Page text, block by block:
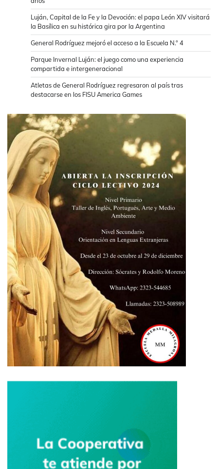
Luján, Capital de la Fe y la Devoción: el papa León XIV visitará
la Basílica en su histórica gira por la Argentina
General Rodríguez mejoró el acceso a la Escuela N.° 4
Parque Invernal Luján: el juego como una experiencia
compartida e intergeneracional
Atletas de General Rodríguez regresaron al país tras
destacarse en los FISU America Games